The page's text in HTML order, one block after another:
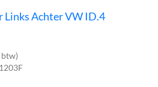
Links Achter VW ID.4